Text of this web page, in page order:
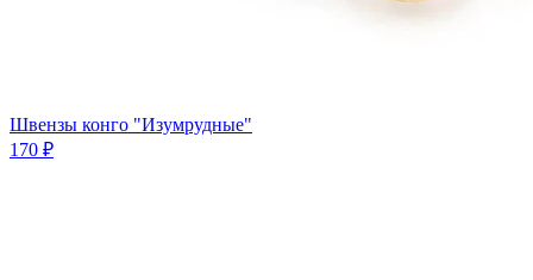
Швензы конго "Изумрудные"
170 ₽